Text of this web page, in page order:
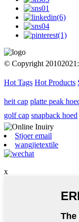
© Copyright
Hot Tags Hot Products
heit cap platte peak
golf cap snapback hoed
Stjoer email
wangjietextile
x